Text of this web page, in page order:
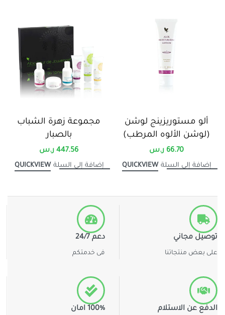
ألو مستوريزينج لوشن
(لوشن الألوه المرطب)
66.70 ر.س
إضافة إلى السلة QUICKVIEW
مجموعة زهرة الشباب
بالصبار
447.56 ر.س
إضافة إلى السلة QUICKVIEW
توصيل مجاني
على بعض منتجاتنا
دعم 24/7
فى خدمتكم
الدفع عن الاستلام 100% امان